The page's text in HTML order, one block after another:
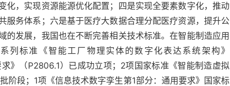
，实现资源能源优化配置；四是实现全要素数字化，推动
务体系；六是基于医疗大数据合理分配医疗资源，提升公
发展，我国也在不断完善相关技术标准。在智能制造应用
列标准《智能工厂物理实体的数字化表达系统架构》
》（P2806.1）已成功立项；2项国家标准《智能制造虚拟
阶段；1项《信息技术数字孪生第1部分：通用要求》国家标